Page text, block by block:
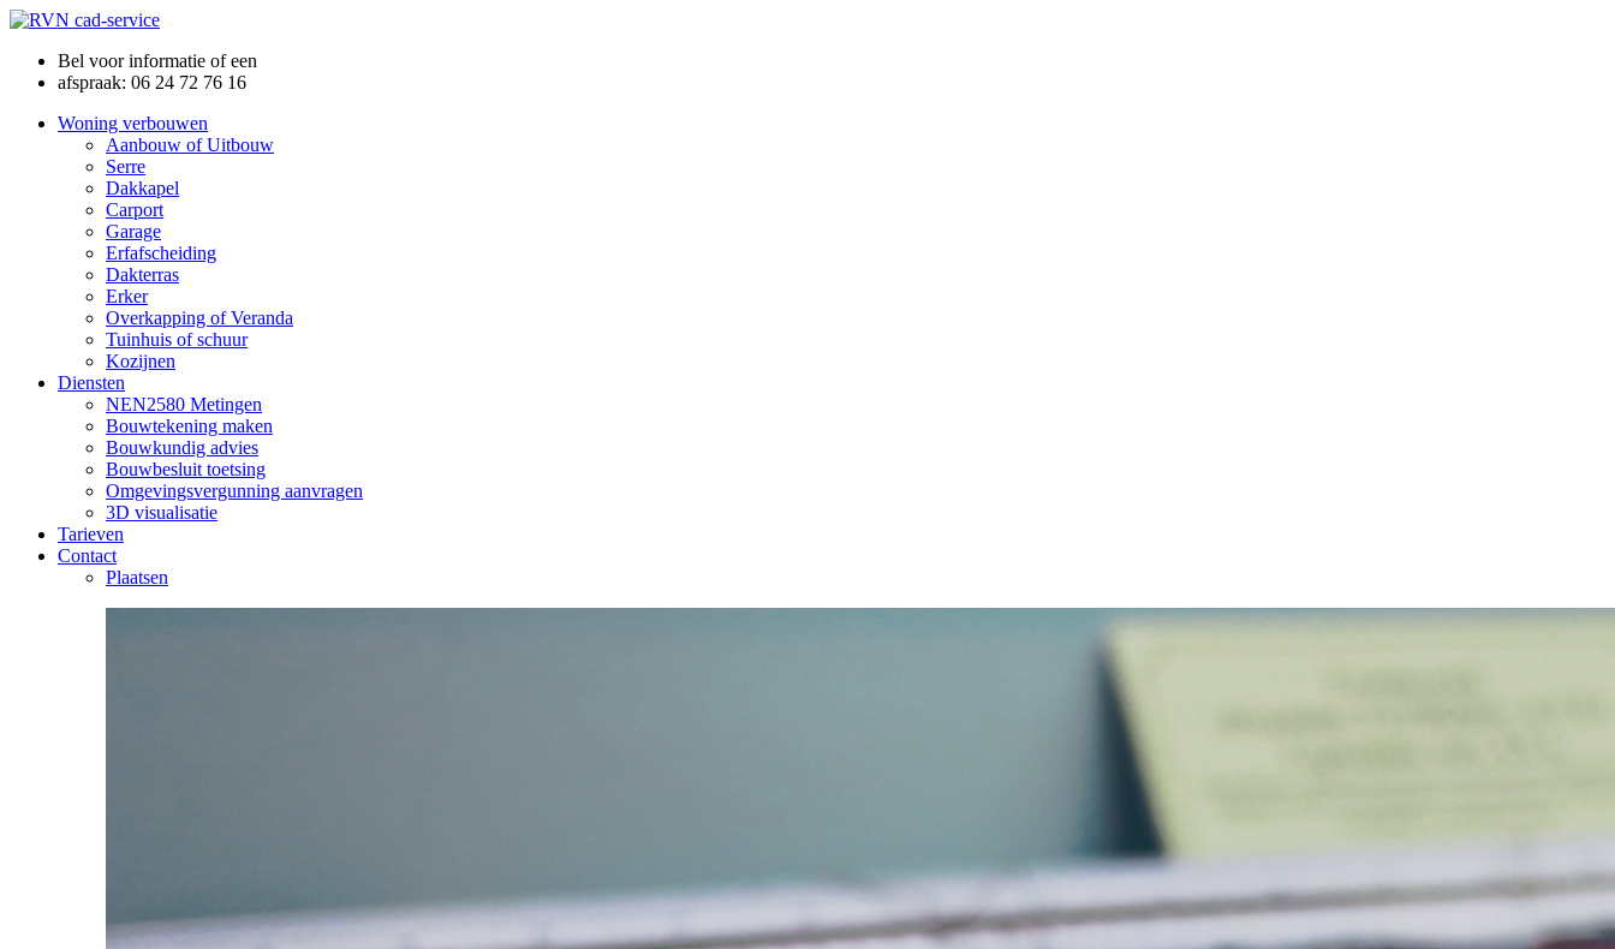
Bel voor informatie of een
afspraak: 06 24 72 76 16
Woning verbouwen
Aanbouw of Uitbouw
Serre
Dakkapel
Carport
Garage
Erfafscheiding
Dakterras
Erker
Overkapping of Veranda
Tuinhuis of schuur
Kozijnen
Diensten
NEN2580 Metingen
Bouwtekening maken
Bouwkundig advies
Bouwbesluit toetsing
Omgevingsvergunning aanvragen
3D visualisatie
Tarieven
Contact
Plaatsen